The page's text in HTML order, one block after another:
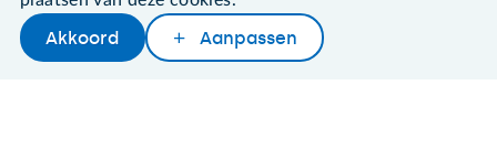
Later lezenDelenWoordenboek
Akkoord Aanpassen